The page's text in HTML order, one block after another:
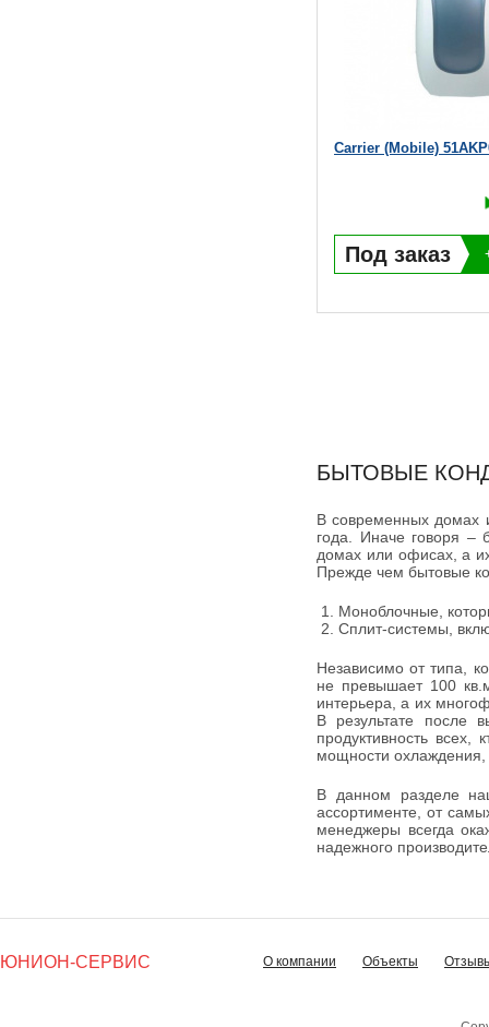
Carrier (Mobile)
Под заказ
БЫТОВЫЕ
В современных домах
года. Иначе говоря –
домах или офисах, а
Прежде чем бытовые
Моноблочные,
Сплит-системы,
Независимо от типа,
не превышает 100
интерьера, а их
В результате после
продуктивность всех,
мощности
В данном разделе
ассортименте, от
менеджеры всегда
надежного
ЮНИОН-СЕРВИС О компании Объекты